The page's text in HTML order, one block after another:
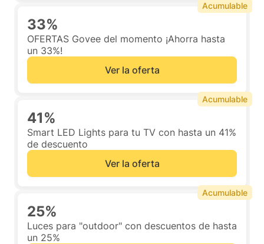
33%
OFERTAS Govee del momento ¡Ahorra hasta
un 33%!
Ver la oferta
Acumulable
41%
Smart LED Lights para tu TV con hasta un 41%
de descuento
Ver la oferta
Acumulable
25%
Luces para "outdoor" con descuentos de hasta
un 25%
Acumulable